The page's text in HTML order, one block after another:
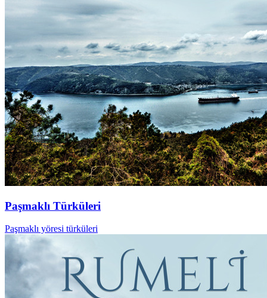
Paşmaklı Türküleri
Paşmaklı yöresi türküleri